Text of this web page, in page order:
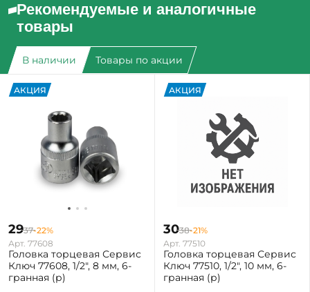
Рекомендуемые и аналогичные
товары
В наличии Товары по акции
АКЦИЯ
2937-22%
Арт. 77608
Головка торцевая Сервис
Ключ 77608, 1/2", 8 мм, 6-
гранная (р)
АКЦИЯ
3038-21%
Арт. 77510
Головка торцевая Сервис
Ключ 77510, 1/2", 10 мм, 6-
гранная (р)